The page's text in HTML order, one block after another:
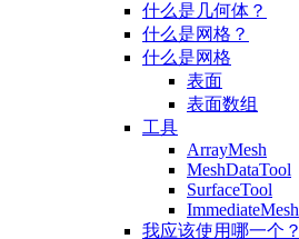
什么是几何体？
什么是网格？
什么是网格
表面
表面数组
工具
ArrayMesh
MeshDataTool
SurfaceTool
ImmediateMesh
我应该使用哪一个？